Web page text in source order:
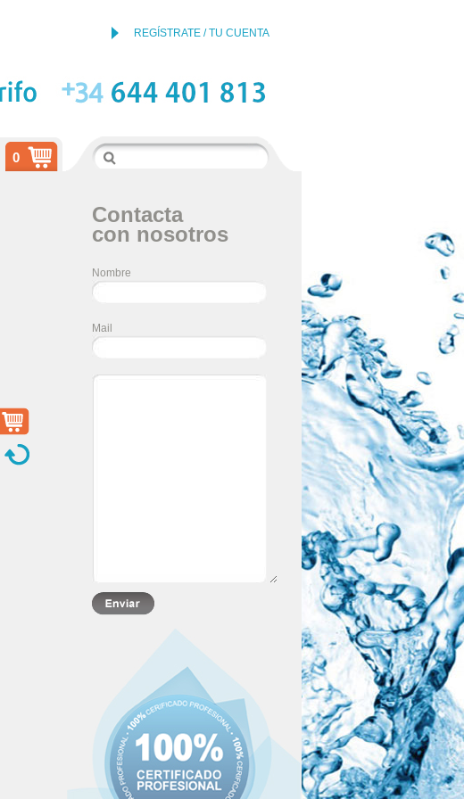
REGÍSTRATE / TU CUENTA
0
Contacta
con nosotros
Nombre
Mail